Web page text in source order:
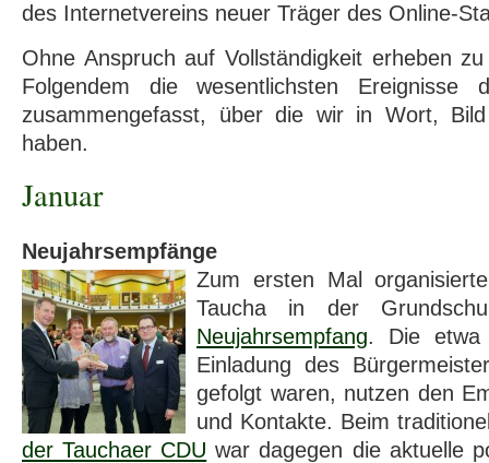
des Internetvereins neuer Träger des Online-
Ohne Anspruch auf Vollständigkeit erheben
Folgendem die wesentlichsten Ereignisse
zusammengefasst, über die wir in Wort,
haben.
Januar
Neujahrsempfänge
Zum ersten Mal
Taucha in der
Neujahrsempfang. Die etwa
Einladung des
gefolgt waren, nutzen den
und Kontakte. Beim
der Tauchaer CDU war dagegen die aktuelle